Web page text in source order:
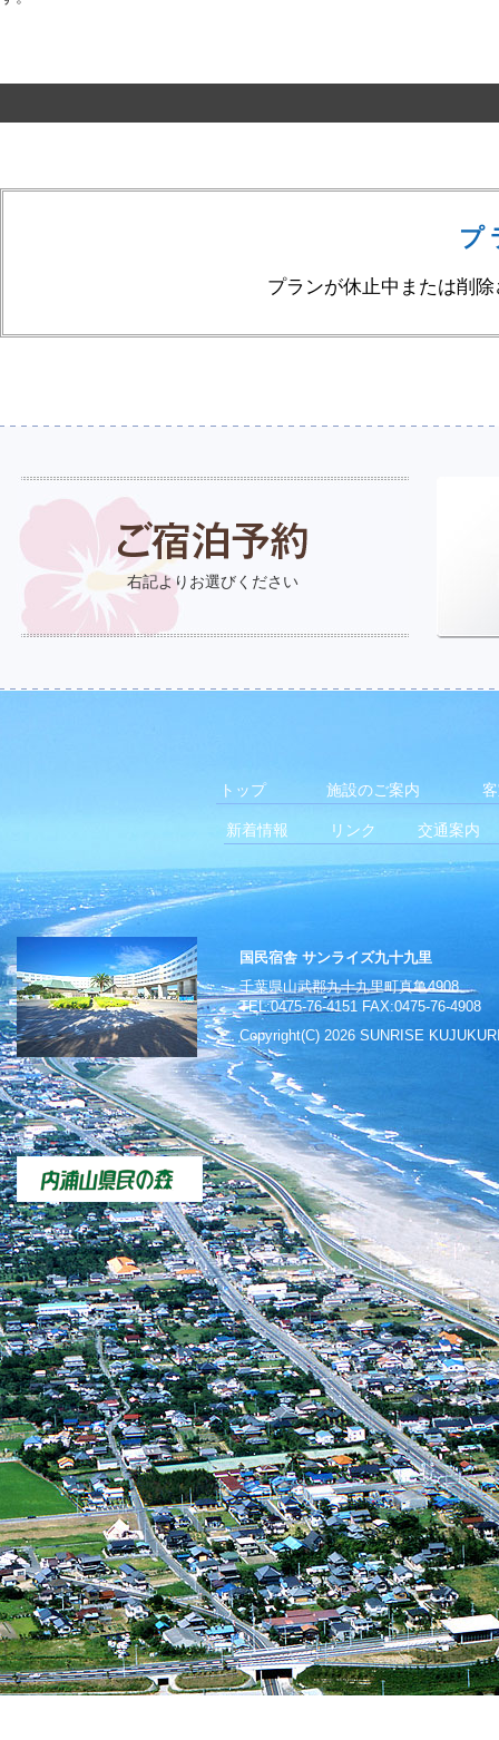
プ
プランが休止中または削
右記よりお選びください
トップ 施設のご案内
新着情報 リンク 交通案内
国民宿舎 サンライズ九十九里
千葉県山武郡九十九里町真亀4908
TEL:0475-76-4151 FAX:0475-76-4908
Copyright(C) 2026 SUNRISE